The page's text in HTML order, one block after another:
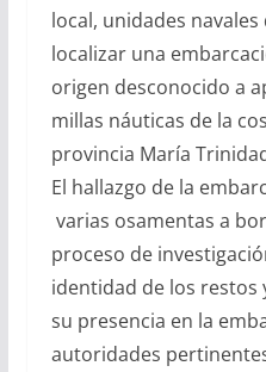
local, unidades
localizar una
origen desconocido a
millas náuticas de la
provincia María
El hallazgo de la
varias osamentas a
proceso de
identidad de los restos
su presencia en la
autoridades